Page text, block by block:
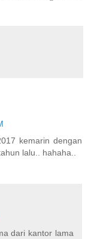
kemarin dengan
lalu.. hahaha..
dari kantor lama